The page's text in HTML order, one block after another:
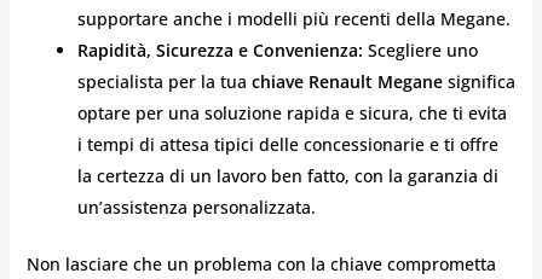
supportare anche i modelli più recenti della Megane.
Rapidità, Sicurezza e Convenienza: Scegliere uno
specialista per la tua chiave Renault Meganesignifica
optare per una soluzione rapida e sicura, che ti evita
i tempi di attesa tipici delle concessionarie e ti offre
la certezza di un lavoro ben fatto, con la garanzia di
un’assistenza personalizzata.
Non lasciare che un problema con la chiave comprometta